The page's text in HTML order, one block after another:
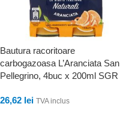
Bautura racoritoare
carbogazoasa L’Aranciata San
Pellegrino, 4buc x 200ml SGR
26,62 lei TVA inclus